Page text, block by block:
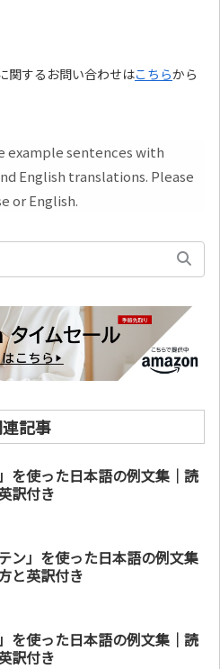
関するお問い合わせはこちらから
example sentences with
English translations. Please
or English.
記事
」を使った日本語の例文集｜読
訳付き
テン」を使った日本語の例文集
と英訳付き
」を使った日本語の例文集｜読
訳付き